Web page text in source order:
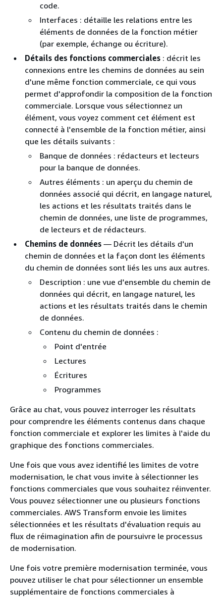
code.
Interfaces : détaille les relations entre les
éléments de données de la fonction métier
(par exemple, échange ou écriture).
Détails des fonctions commerciales : décrit les
connexions entre les chemins de données au sein
d'une même fonction commerciale, ce qui vous
permet d'approfondir la composition de la fonction
commerciale. Lorsque vous sélectionnez un
élément, vous voyez comment cet élément est
connecté à l'ensemble de la fonction métier, ainsi
que les détails suivants :
Banque de données : rédacteurs et lecteurs
pour la banque de données.
Autres éléments : un aperçu du chemin de
données associé qui décrit, en langage naturel,
les actions et les résultats traités dans le
chemin de données, une liste de programmes,
de lecteurs et de rédacteurs.
Chemins de données — Décrit les détails d'un
chemin de données et la façon dont les éléments
du chemin de données sont liés les uns aux autres.
Description : une vue d'ensemble du chemin de
données qui décrit, en langage naturel, les
actions et les résultats traités dans le chemin
de données.
Contenu du chemin de données :
Point d'entrée
Lectures
Écritures
Programmes
Grâce au chat, vous pouvez interroger les résultats
pour comprendre les éléments contenus dans chaque
fonction commerciale et explorer les limites à l'aide du
graphique des fonctions commerciales.
Une fois que vous avez identifié les limites de votre
modernisation, le chat vous invite à sélectionner les
fonctions commerciales que vous souhaitez réinventer.
Vous pouvez sélectionner une ou plusieurs fonctions
commerciales. AWS Transform envoie les limites
sélectionnées et les résultats d'évaluation requis au
flux de réimagination afin de poursuivre le processus
de modernisation.
Une fois votre première modernisation terminée, vous
pouvez utiliser le chat pour sélectionner un ensemble
supplémentaire de fonctions commerciales à